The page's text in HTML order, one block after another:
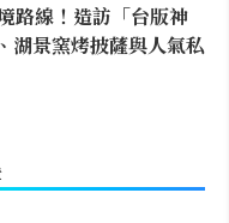
路線！造訪「台版神
湖景窯烤披薩與人氣私